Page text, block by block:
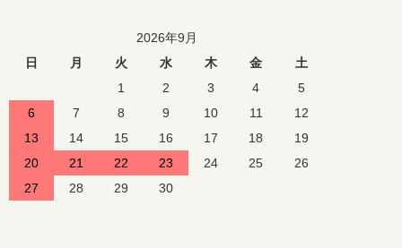
2026年9月
日
月 火 水 木 金
土
1
2 3 4
5
6
7 8 9 10 11
12
13
14 15 16 17 18
19
20
21 22 23 24 25
26
27
28 29 30